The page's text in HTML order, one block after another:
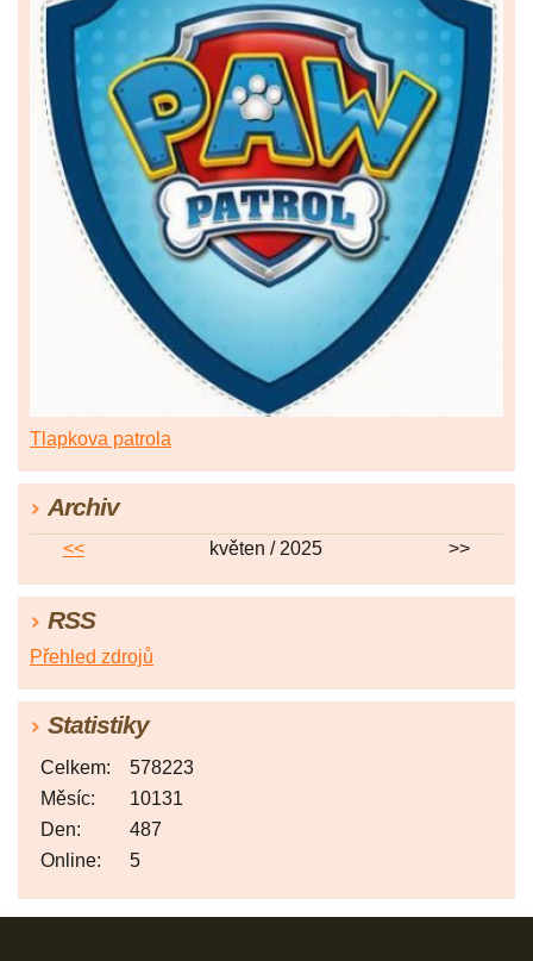
Tlapkova patrola
Archiv
<< květen / 2025 >>
RSS
Přehled zdrojů
Statistiky
Online: 5
Celkem:
578223
Měsíc:
10131
Den:
487